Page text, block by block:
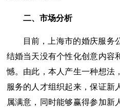
二、市场分析
目前，上海市的婚庆服务
结婚当天没有个性化创意内容
憾。由此，本人产生一种想法
服务的人才组织起来，保证新
属满意，同时能够赢得参加新